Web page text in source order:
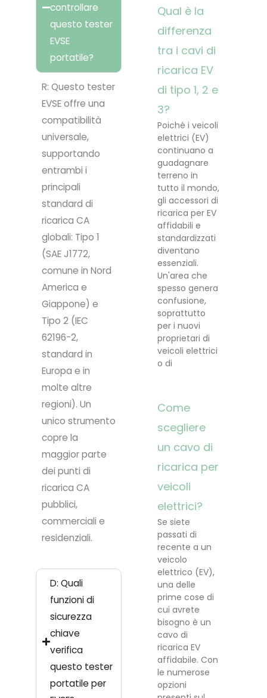
controllare
questo tester
EVSE
portatile?
R: Questo tester
EVSE offre una
compatibilità
universale,
supportando
entrambi i
principali
standard di
ricarica CA
globali: Tipo 1
(SAE J1772,
comune in Nord
America e
Giappone) e
Tipo 2 (IEC
62196-2,
standard in
Europa e in
molte altre
regioni). Un
unico strumento
copre la
maggior parte
dei punti di
ricarica CA
pubblici,
commerciali e
residenziali.
D: Quali
funzioni di
sicurezza
chiave
verifica
questo tester
portatile per
Qual è la
differenza
tra i cavi di
ricarica EV
di tipo 1, 2 e
3?
Poiché i veicoli
elettrici (EV)
continuano a
guadagnare
terreno in
tutto il mondo,
gli accessori di
ricarica per EV
affidabili e
standardizzati
diventano
essenziali.
Un'area che
spesso genera
confusione,
soprattutto
per i nuovi
proprietari di
veicoli elettrici
o di
Come
scegliere
un cavo di
ricarica per
veicoli
elettrici?
Se siete
passati di
recente a un
veicolo
elettrico (EV),
una delle
prime cose di
cui avrete
bisogno è un
cavo di
ricarica EV
affidabile. Con
le numerose
opzioni
PaginaPagina